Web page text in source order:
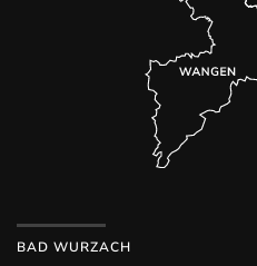
BAD WURZACH